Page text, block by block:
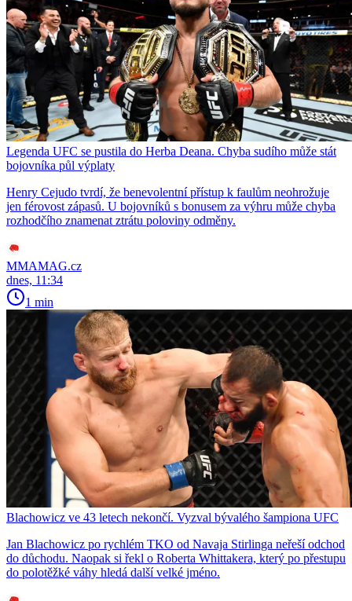
Legenda UFC se pustila do Herba Deana. Chyba sudího může stát
bojovníka půl výplaty
Henry Cejudo tvrdí, že benevolentní přístup k faulům neohrožuje
jen férovost zápasů. U bojovníků s bonusem za výhru může chyba
rozhodčího znamenat ztrátu poloviny odměny.
MMAMAG.cz
dnes, 11:34
1 min
Blachowicz ve 43 letech nekončí. Vyzval bývalého šampiona UFC
Jan Blachowicz po rychlém TKO od Navaja Stirlinga neřeší odchod
do důchodu. Naopak si řekl o Roberta Whittakera, který po přestupu
do polotěžké váhy hledá další velké jméno.